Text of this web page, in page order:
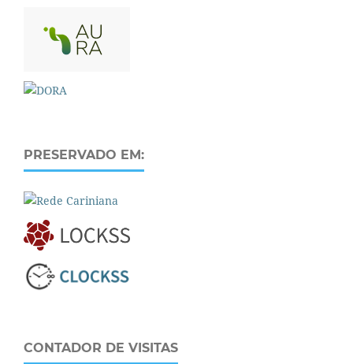
PRESERVADO EM:
CONTADOR DE VISITAS